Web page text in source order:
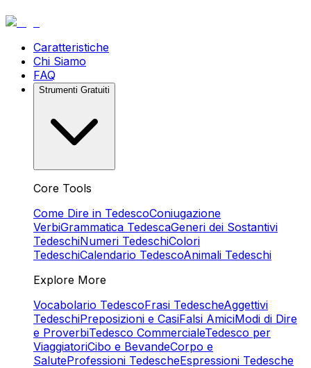
Caratteristiche
Chi Siamo
FAQ
Strumenti Gratuiti
Core Tools
Come Dire in TedescoConiugazione
VerbiGrammatica TedescaGeneri dei Sostantivi
TedeschiNumeri TedeschiColori
TedeschiCalendario TedescoAnimali Tedeschi
Explore More
Vocabolario TedescoFrasi TedescheAggettivi
TedeschiPreposizioni e CasiFalsi AmiciModi di Dire
e ProverbiTedesco CommercialeTedesco per
ViaggiatoriCibo e BevandeCorpo e
SaluteProfessioni TedescheEspressioni Tedesche